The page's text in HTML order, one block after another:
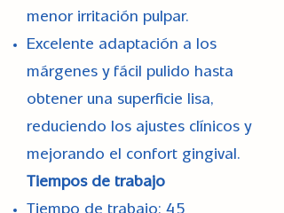
menor irritación pulpar.
Excelente adaptación a los
márgenes y fácil pulido hasta
obtener una superficie lisa,
reduciendo los ajustes clínicos y
mejorando el confort gingival.
Tiempos de trabajo